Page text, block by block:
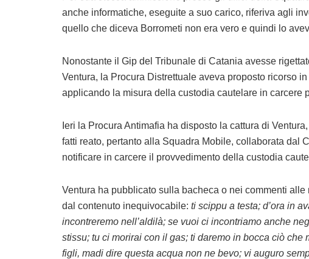
anche informatiche, eseguite a suo carico, riferiva agli
quello che diceva Borrometi non era vero e quindi lo
Nonostante il Gip del Tribunale di Catania avesse
Ventura, la Procura Distrettuale aveva proposto ricorso
applicando la misura della custodia cautelare in carcere
Ieri la Procura Antimafia ha disposto la cattura di
fatti reato, pertanto alla Squadra Mobile, collaborata dal
notificare in carcere il provvedimento della custodia
Ventura ha pubblicato sulla bacheca o nei commenti
dal contenuto inequivocabile: ti scippu a testa; d’ora in
incontreremo nell’aldilà; se vuoi ci incontriamo anche
stissu; tu ci morirai con il gas; ti daremo in bocca ciò che
figli, madi dire questa acqua non ne bevo; vi auguro